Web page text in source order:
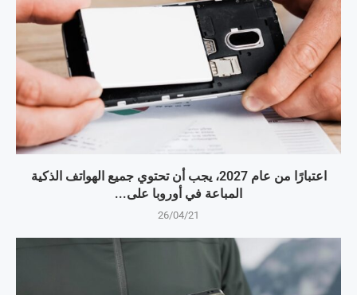
اعتبارًا من عام 2027، يجب أن تحتوي جميع الهواتف الذكية
المباعة في أوروبا على...
26/04/21